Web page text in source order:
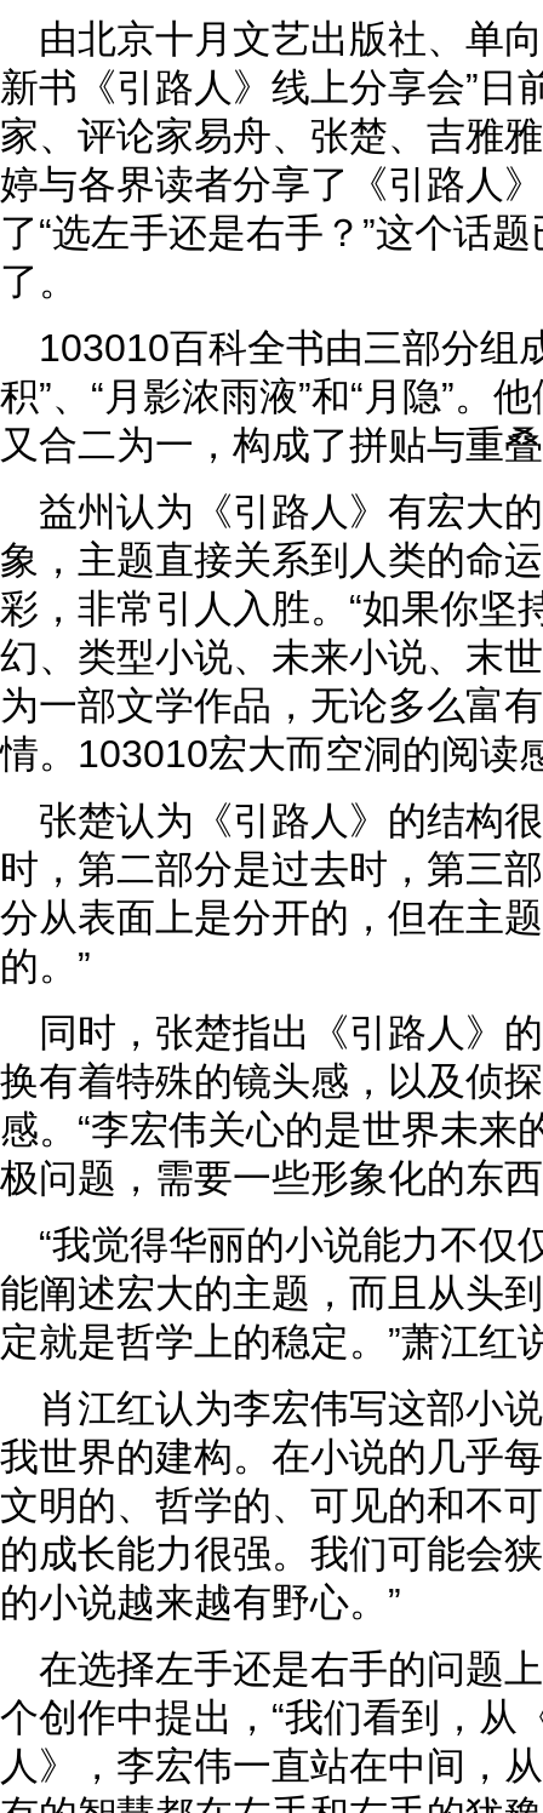
由北京十月文艺出版社、单
新书《引路人》线上分享会”日
家、评论家易舟、张楚、吉雅
婷与各界读者分享了《引路人
了“选左手还是右手？”这个话
了。
103010百科全书由三部分组
积”、“月影浓雨液”和“月隐”。
又合二为一，构成了拼贴与重
益州认为《引路人》有宏大
象，主题直接关系到人类的命
彩，非常引人入胜。“如果你坚
幻、类型小说、未来小说、末
为一部文学作品，无论多么富
情。103010宏大而空洞的阅读
张楚认为《引路人》的结构
时，第二部分是过去时，第三
分从表面上是分开的，但在主
的。”
同时，张楚指出《引路人》
换有着特殊的镜头感，以及侦
感。“李宏伟关心的是世界未来
极问题，需要一些形象化的东
“我觉得华丽的小说能力不仅
能阐述宏大的主题，而且从头
定就是哲学上的稳定。”萧江红
肖江红认为李宏伟写这部小
我世界的建构。在小说的几乎
文明的、哲学的、可见的和不
的成长能力很强。我们可能会
的小说越来越有野心。”
在选择左手还是右手的问题
个创作中提出，“我们看到，从
人》，李宏伟一直站在中间，